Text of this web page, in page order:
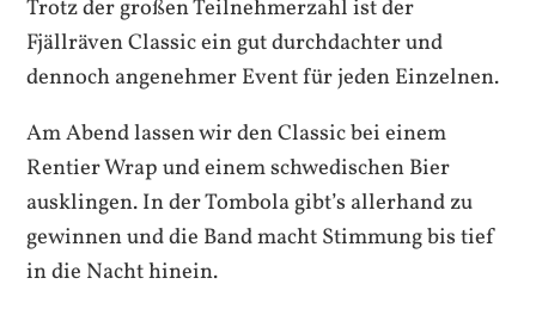
Trotz der großen Teilnehmerzahl ist der
Fjällräven Classic ein gut durchdachter und
dennoch angenehmer Event für jeden Einzelnen.
Am Abend lassen wir den Classic bei einem
Rentier Wrap und einem schwedischen Bier
ausklingen. In der Tombola gibt’s allerhand zu
gewinnen und die Band macht Stimmung bis tief
in die Nacht hinein.